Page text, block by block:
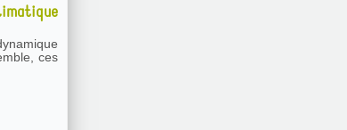
ces